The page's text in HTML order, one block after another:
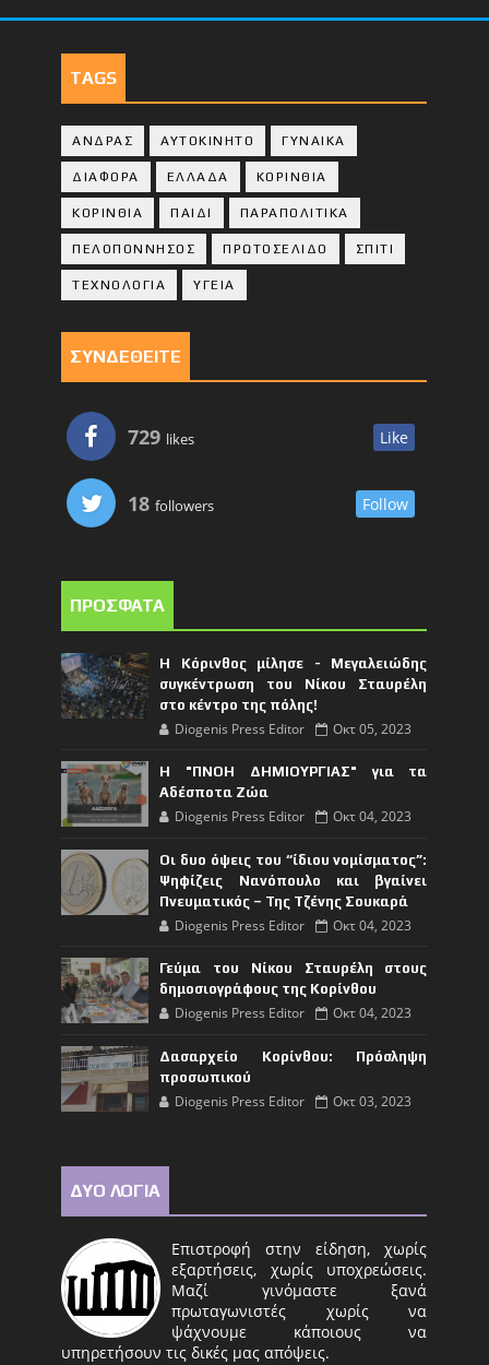
TAGS
ΑΝΔΡΑΣ ΑΥΤΟΚΙΝΗΤΟ ΓΥΝΑΙΚΑ
ΔΙΑΦΟΡΑ ΕΛΛΑΔΑ ΚΟΡΙΝΘΙΑ
ΚΟΡΙΝΘΙA ΠΑΙΔΙ ΠΑΡΑΠΟΛΙΤΙΚΑ
ΠΕΛΟΠΟΝΝΗΣΟΣ ΠΡΩΤΟΣΕΛΙΔΟ ΣΠΙΤΙ
ΤΕΧΝΟΛΟΓΙΑ ΥΓΕΙΑ
ΣΥΝΔΕΘΕΙΤΕ
729 likes Like
18 followers Follow
ΠΡΟΣΦΑΤΑ
Η Κόρινθος μίλησε - Μεγαλειώδης
συγκέντρωση του Νίκου Σταυρέλη
στο κέντρο της πόλης!
Diogenis Press Editor Οκτ 05, 2023
Η "ΠΝΟΗ ΔΗΜΙΟΥΡΓΙΑΣ" για τα
Αδέσποτα Ζώα
Diogenis Press Editor Οκτ 04, 2023
Οι δυο όψεις του “ίδιου νομίσματος”:
Ψηφίζεις Νανόπουλο και βγαίνει
Πνευματικός – Της Τζένης Σουκαρά
Diogenis Press Editor Οκτ 04, 2023
Γεύμα του Νίκου Σταυρέλη στους
δημοσιογράφους της Κορίνθου
Diogenis Press Editor Οκτ 04, 2023
Δασαρχείο Κορίνθου: Πρόσληψη
προσωπικού
Diogenis Press Editor Οκτ 03, 2023
ΔΥΟ ΛΟΓΙΑ
Επιστροφή στην είδηση, χωρίς
εξαρτήσεις, χωρίς υποχρεώσεις.
Μαζί γινόμαστε ξανά
πρωταγωνιστές χωρίς να
ψάχνουμε κάποιους να
υπηρετήσουν τις δικές μας απόψεις.